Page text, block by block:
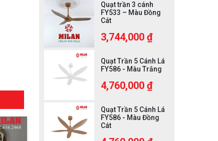
Quạt trần 3 cánh
FY533 – Màu Đồng
Cát
3,744,000 ₫
Quạt Trần 5 Cánh Lá
FY586 - Màu Trắng
4,760,000 ₫
Quạt Trần 5 Cánh Lá
FY586 - Màu Đồng
Cát